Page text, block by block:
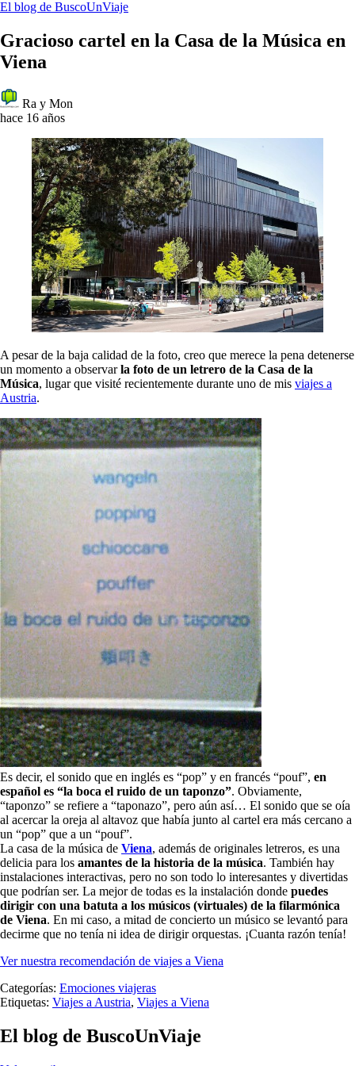
El blog de BuscoUnViaje
Gracioso cartel en la Casa de la Música en
Viena
Ra y Mon
hace 16 años
A pesar de la baja calidad de la foto, creo que merece la pena detenerse
un momento a observarla foto de un letrero de la Casa de la
Música, lugar que visité recientemente durante uno de mis viajes a
Austria.
Es decir, el sonido que en inglés es “pop” y en francés “pouf”, en
español es “la boca el ruido de un taponzo”. Obviamente,
“taponzo” se refiere a “taponazo”, pero aún así… El sonido que se oía
al acercar la oreja al altavoz que había junto al cartel era más cercano a
un “pop” que a un “pouf”.
La casa de la música de Viena, además de originales letreros, es una
delicia para los amantes de la historia de la música. También hay
instalaciones interactivas, pero no son todo lo interesantes y divertidas
que podrían ser. La mejor de todas es la instalación donde puedes
dirigir con una batuta a los músicos (virtuales) de la filarmónica
de Viena. En mi caso, a mitad de concierto un músico se levantó para
decirme que no tenía ni idea de dirigir orquestas. ¡Cuanta razón tenía!
Ver nuestra recomendación de viajes a Viena
Categorías: Emociones viajeras
Etiquetas: Viajes a Austria, Viajes a Viena
El blog de BuscoUnViaje